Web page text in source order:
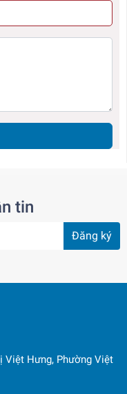
tin
Đăng ký
Việt Hưng, Phường Việt